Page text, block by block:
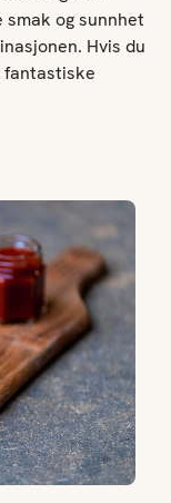
og sunnhet
Hvis du
fantastiske